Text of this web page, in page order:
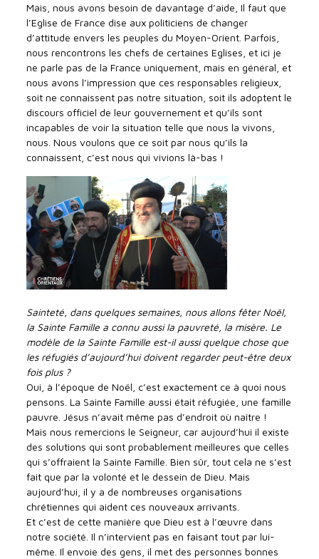
Mais, nous avons besoin de davantage d’aide, Il faut que
l’Eglise de France dise aux politiciens de changer
d’attitude envers les peuples du Moyen-Orient. Parfois,
nous rencontrons les chefs de certaines Eglises, et ici je
ne parle pas de la France uniquement, mais en général, et
nous avons l’impression que ces responsables religieux,
soit ne connaissent pas notre situation, soit ils adoptent le
discours officiel de leur gouvernement et qu’ils sont
incapables de voir la situation telle que nous la vivons,
nous. Nous voulons que ce soit par nous qu’ils la
connaissent, c’est nous qui vivions là-bas !
Sainteté, dans quelques semaines, nous allons fêter Noël,
la Sainte Famille a connu aussi la pauvreté, la misère. Le
modèle de la Sainte Famille est-il aussi quelque chose que
les réfugiés d’aujourd’hui doivent regarder peut-être deux
fois plus ?
Oui, à l’époque de Noël, c’est exactement ce à quoi nous
pensons. La Sainte Famille aussi était réfugiée, une famille
pauvre. Jésus n’avait même pas d’endroit où naître !
Mais nous remercions le Seigneur, car aujourd’hui il existe
des solutions qui sont probablement meilleures que celles
qui s’offraient la Sainte Famille. Bien sûr, tout cela ne s’est
fait que par la volonté et le dessein de Dieu. Mais
aujourd’hui, il y a de nombreuses organisations
chrétiennes qui aident ces nouveaux arrivants.
Et c’est de cette manière que Dieu est à l’œuvre dans
notre société. Il n’intervient pas en faisant tout par lui-
même. Il envoie des gens, il met des personnes bonnes